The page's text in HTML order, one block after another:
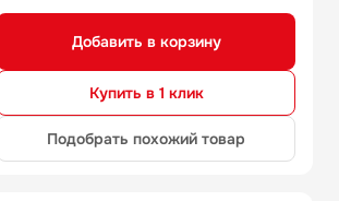
Добавить в корзину
Купить в 1 клик
Подобрать похожий товар